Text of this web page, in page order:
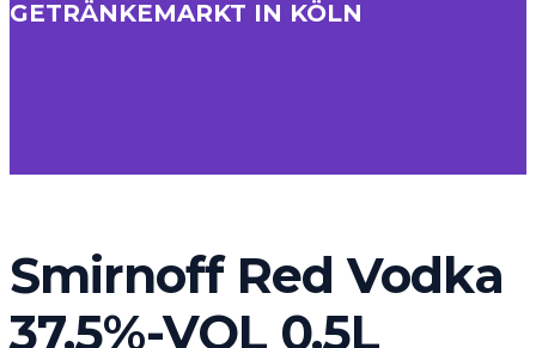
GETRÄNKEMARKT IN KÖLN
Smirnoff Red Vodka
37,5%-VOL 0,5L